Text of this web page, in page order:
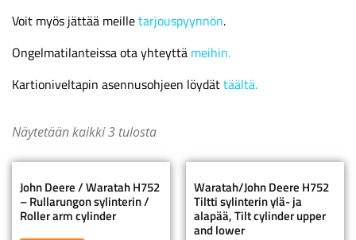
Voit myös jättää meilletarjouspyynnön.
Ongelmatilanteissa ota yhteyttä meihin.
Kartioniveltapin asennusohjeen löydättäältä.
Näytetään kaikki 3 tulosta
John Deere / Waratah H752
– Rullarungon sylinterin /
Roller arm cylinder
Waratah/John Deere H752
Tiltti sylinterin ylä- ja
alapää, Tilt cylinder upper
and lower